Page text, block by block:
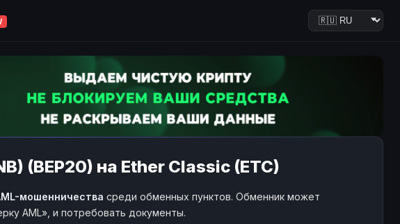
(BEP20) на Ether Classic (ETC)
мошенничества среди обменных пунктов. Обменник может
AML», и потребовать документы.